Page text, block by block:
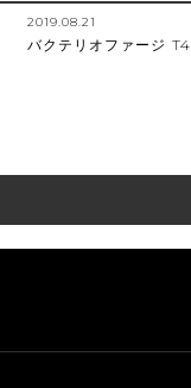
2019.08.21
バクテリオファージ T4